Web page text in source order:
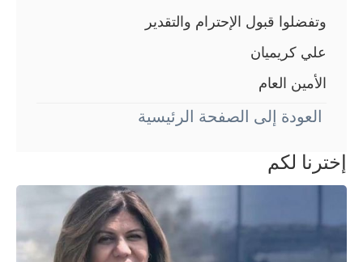
وتفضلوا قبول الإحترام والتقدیر
علي كريميان
الأمین العام
العودة إلى الصفحة الرئيسية
إخترنا لكم